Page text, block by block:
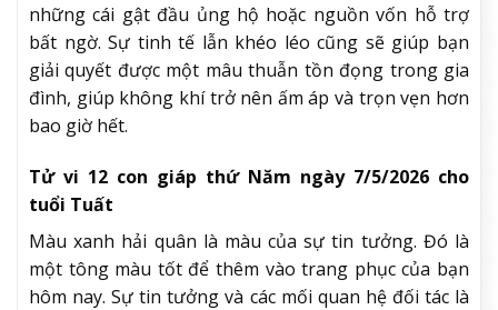
những cái gật đầu ủng hộ hoặc nguồn vốn hỗ trợ
bất ngờ. Sự tinh tế lẫn khéo léo cũng sẽ giúp bạn
giải quyết được một mâu thuẫn tồn đọng trong gia
đình, giúp không khí trở nên ấm áp và trọn vẹn hơn
bao giờ hết.
Tử vi 12 con giáp thứ Năm ngày 7/5/2026 cho
tuổi Tuất
Màu xanh hải quân là màu của sự tin tưởng. Đó là
một tông màu tốt để thêm vào trang phục của bạn
hôm nay. Sự tin tưởng và các mối quan hệ đối tác là